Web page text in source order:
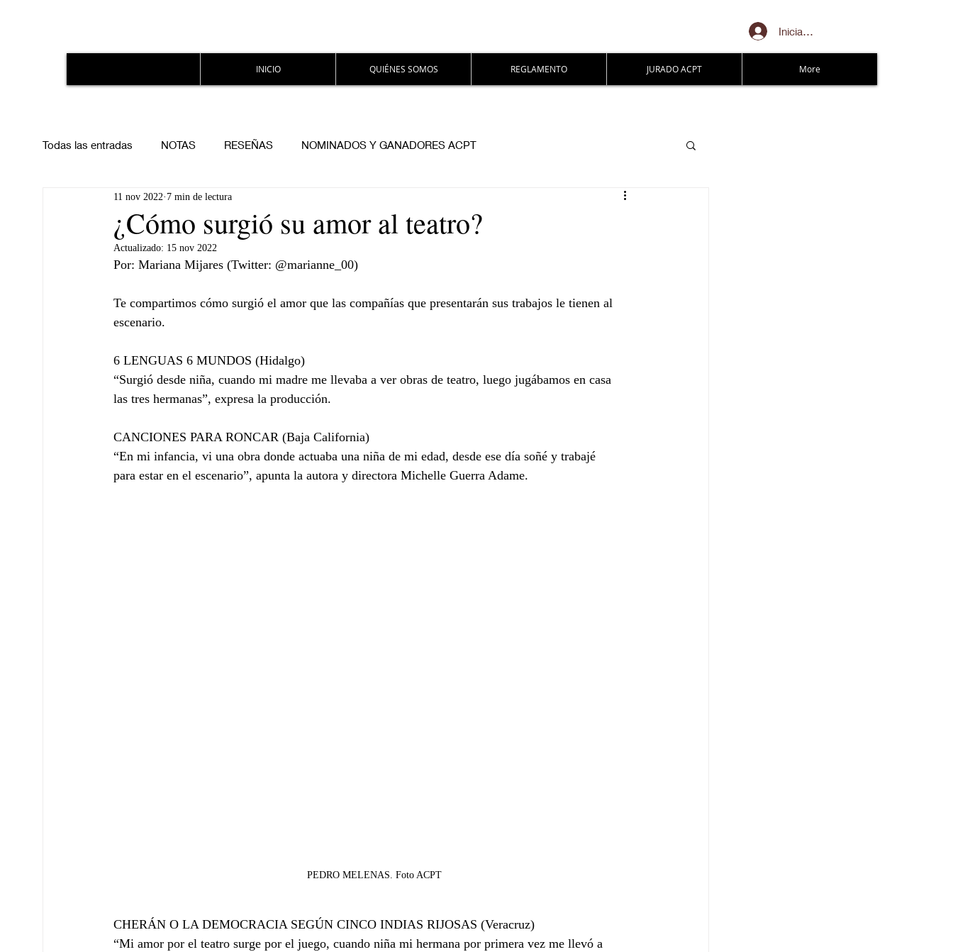
Iniciar sesión
INICIO QUIÉNES SOMOS REGLAMENTO JURADO ACPT More
Todas las entradas NOTAS RESEÑAS NOMINADOS Y GANADORES ACPT
¿Cómo surgió su amor al teatro?
11 nov 2022 7 min de lectura
Actualizado: 15 nov 2022
Por: Mariana Mijares (Twitter: @marianne_00)
Te compartimos cómo surgió el amor que las compañías que presentarán sus trabajos le tienen al
escenario.
6 LENGUAS 6 MUNDOS (Hidalgo)
“Surgió desde niña, cuando mi madre me llevaba a ver obras de teatro, luego jugábamos en casa
las tres hermanas”, expresa la producción.
CANCIONES PARA RONCAR (Baja California)
“En mi infancia, vi una obra donde actuaba una niña de mi edad, desde ese día soñé y trabajé
para estar en el escenario”, apunta la autora y directora Michelle Guerra Adame.
PEDRO MELENAS. Foto ACPT
CHERÁN O LA DEMOCRACIA SEGÚN CINCO INDIAS RIJOSAS (Veracruz)
“Mi amor por el teatro surge por el juego, cuando niña mi hermana por primera vez me llevó a